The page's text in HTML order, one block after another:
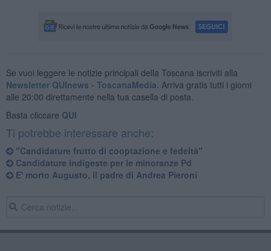
Se vuoi leggere le notizie principali della Toscana iscriviti alla
Newsletter QUInews - ToscanaMedia. Arriva gratis tutti i giorni
alle 20:00 direttamente nella tua casella di posta.
Basta cliccare QUI
Ti potrebbe interessare anche:
"Candidature frutto di cooptazione e fedeltà"
Candidature indigeste per le minoranze Pd
E' morto Augusto, il padre di Andrea Pieroni